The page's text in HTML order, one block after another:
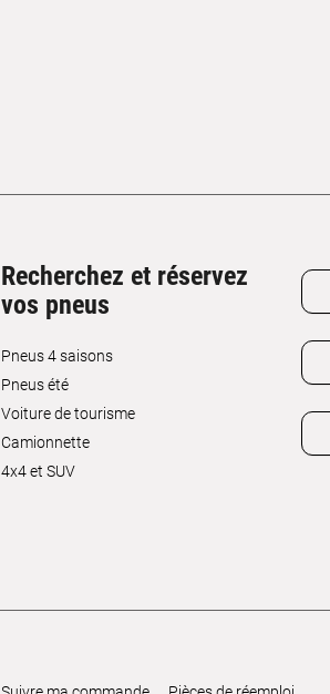
Recherchez et réservez
vos pneus
Pneus 4 saisons
Pneus été
Voiture de tourisme
Camionnette
4x4 et SUV